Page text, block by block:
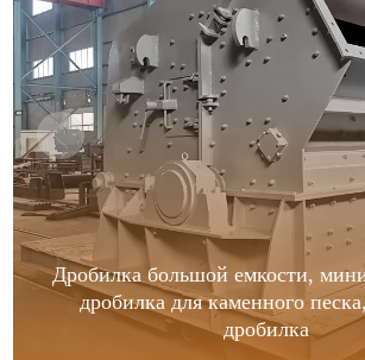
Дробилка большой емкости,
дробилка для каменного
дробилка